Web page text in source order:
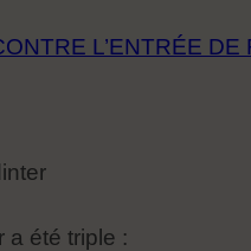
L’ENTRÉE
a été triple :